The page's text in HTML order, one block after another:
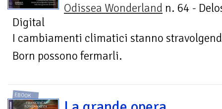
Odissea Wonderland n. 64 -
Digital
I cambiamenti climatici stanno
Born possono fermarli.
EBOOK